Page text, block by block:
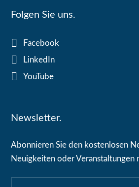
Folgen Sie uns.
Facebook
LinkedIn
YouTube
Newsletter.
Abonnieren Sie den kostenlosen
Neuigkeiten oder Veranstaltungen